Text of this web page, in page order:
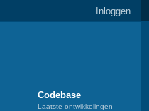
Inloggen
Codebase
Laatste ontwikkelingen